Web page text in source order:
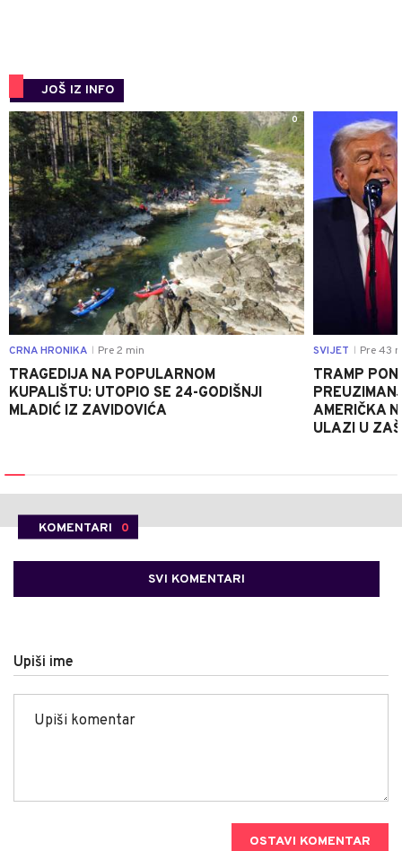
JOŠ IZ INFO
0
CRNA HRONIKA Pre 2 min
TRAGEDIJA NA POPULARNOM
KUPALIŠTU: UTOPIO SE 24-GODIŠNJI
MLADIĆ IZ ZAVIDOVIĆA
SVIJET Pre 43
TRAMP
AMERIČKA
ULAZI U
KOMENTARI 0
SVI KOMENTARI
Upiši ime
OSTAVI KOMENTAR